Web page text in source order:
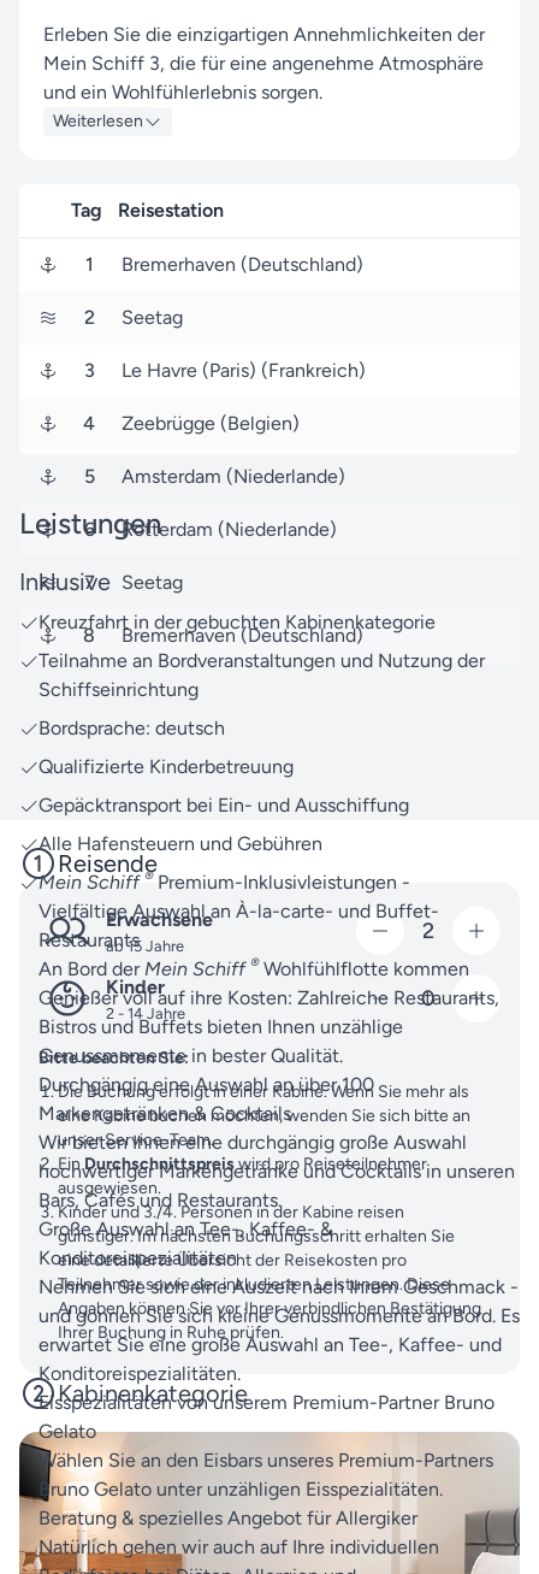
Erleben Sie die einzigartigen Annehmlichkeiten der
Mein Schiff 3, die für eine angenehme Atmosphäre
und ein Wohlfühlerlebnis sorgen.
Ihnen authentische Einblicke und besondere
Erlebnisse bieten.
Am 06. September 2026 startet die Reise in
Bremerhaven (Deutschland), und nach 7 Tagen, am
13. September 2026, nehmen Sie wieder in
Bremerhaven Abschied.
Seereisen.de ist Ihr zuverlässiger Partner für Mein
Schiff - TUI Cruises-Reisen. Unser Ziel ist es, Ihnen
mit unserer Erfahrung und unseren Services ein
Weitere Reisen mit Mein Schiff - TUI Cruises und
anderen Reedereien
oder andere faszinierende Reiseziele weltweit.
Wenn Sie Fragen zu dieser Reise oder anderen
Angeboten haben, steht Ihnen unser kompetentes
Team jederzeit gerne beratend zur Seite. Wir freuen
uns auf Ihre Kontaktaufnahme
Freuen Sie sich auf eine Reise voller unvergesslicher
Erlebnisse – wir sorgen dafür, dass jeder Moment
zählt.
Weiterlesen
Tag Reisestation
1 Bremerhaven (Deutschland)
2 Seetag
3 Le Havre (Paris) (Frankreich)
4 Zeebrügge (Belgien)
5 Amsterdam (Niederlande)
6 Rotterdam (Niederlande)
7 Seetag
8 Bremerhaven (Deutschland)
Leistungen
Inklusive
Kreuzfahrt in der gebuchten Kabinenkategorie
Teilnahme an Bordveranstaltungen und Nutzung der
Schiffseinrichtung
Bordsprache: deutsch
Qualifizierte Kinderbetreuung
Gepäcktransport bei Ein- und Ausschiffung
Alle Hafensteuern und Gebühren
Mein Schiff ®Premium-Inklusivleistungen -
Vielfältige Auswahl an À-la-carte- und Buffet-
Restaurants
An Bord der Mein Schiff ®Wohlfühlflotte kommen
Genießer voll auf ihre Kosten: Zahlreiche Restaurants,
Bistros und Buffets bieten Ihnen unzählige
Genussmomente in bester Qualität.
Durchgängig eine Auswahl an über 100
Markengetränken & Cocktails
Wir bieten Ihnen eine durchgängig große Auswahl
hochwertiger Markengetränke und Cocktails in unseren
Bars, Cafés und Restaurants.
Große Auswahl an Tee-, Kaffee- &
Konditoreispezialitäten
Nehmen Sie sich eine Auszeit nach Ihrem Geschmack -
und gönnen Sie sich kleine Genussmomente an Bord. Es
erwartet Sie eine große Auswahl an Tee-, Kaffee- und
Konditoreispezialitäten.
Eisspezialitäten von unserem Premium-Partner Bruno
Gelato
Wählen Sie an den Eisbars unseres Premium-Partners
Bruno Gelato unter unzähligen Eisspezialitäten.
Beratung & spezielles Angebot für Allergiker
Natürlich gehen wir auch auf Ihre individuellen
Reisende
Erwachsene
ab 15 Jahre
2
Kinder
2 - 14 Jahre
0
Bitte beachten Sie:
Die Buchung erfolgt in einer Kabine. Wenn Sie mehr als
eine Kabine buchen möchten, wenden Sie sich bitte an
unser Service-Team.
EinDurchschnittspreiswird pro Reiseteilnehmer
ausgewiesen.
Kinder und 3./4. Personen in der Kabine reisen
günstiger. Im nächsten Buchungsschritt erhalten Sie
eine detaillierte Übersicht der Reisekosten pro
Teilnehmer sowie der inkludierten Leistungen. Diese
Angaben können Sie vor Ihrer verbindlichen Bestätigung
Ihrer Buchung in Ruhe prüfen.
Kabinenkategorie